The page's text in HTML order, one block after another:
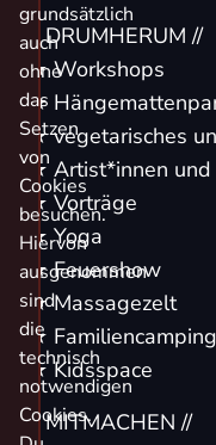
// DRUMHERUM //
★ Workshops
★
★ vegetarisches
★ Artist*innen und
★ Vorträge
★ Yoga
★ Feuershow
★ Massagezelt
★
★ Kidsspace
// MITMACHEN //
grundsätzlich
auch
ohne
das
Setzen
von
Cookies
besuchen.
Hiervon
ausgenommen
sind
die
technisch
notwendigen
Cookies.